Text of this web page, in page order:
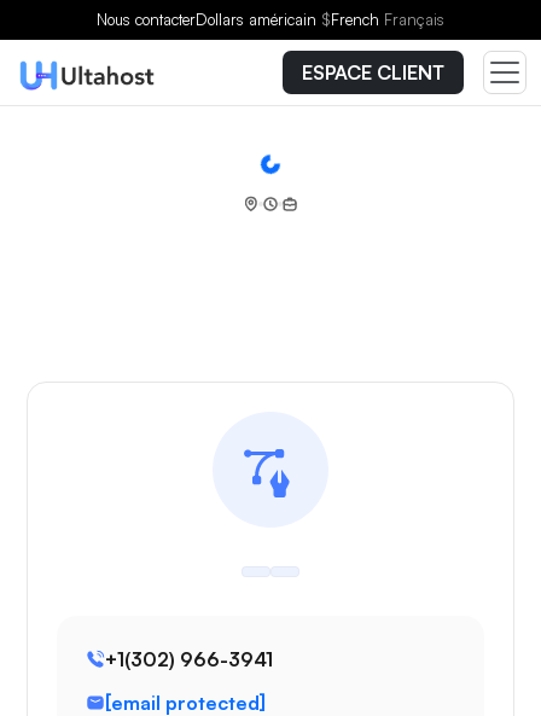
Nous contacterDollars américain $French Français
ESPACE CLIENT
+1(302) 966-3941
[email protected]